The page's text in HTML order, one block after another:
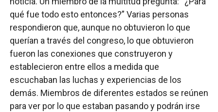
qué fue todo esto entonces?” Varias personas
respondieron que, aunque no obtuvieron lo que
querían a través del congreso, lo que obtuvieron
fueron las conexiones que construyeron y
establecieron entre ellos a medida que
escuchaban las luchas y experiencias de los
demás. Miembros de diferentes estados se reúnen
para ver por lo que estaban pasando y podrán irse